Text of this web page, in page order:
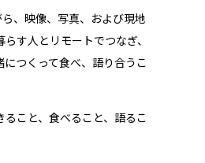
、映像、写真、および現地
す人とリモートでつなぎ、
つくって食べ、語り合うこ
こと、食べること、語るこ